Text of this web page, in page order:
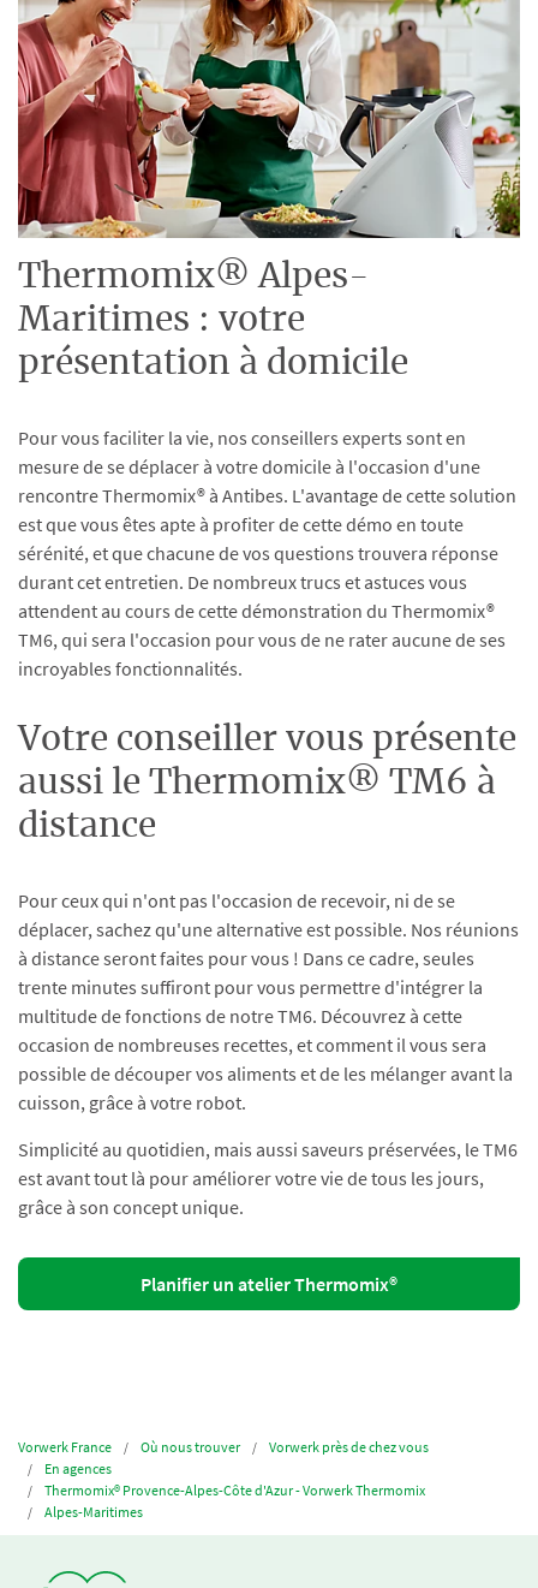
Thermomix® Alpes-
Maritimes : votre
présentation à domicile
Pour vous faciliter la vie, nos conseillers experts sont en
mesure de se déplacer à votre domicile à l'occasion d'une
rencontre Thermomix® à Antibes. L'avantage de cette solution
est que vous êtes apte à profiter de cette démo en toute
sérénité, et que chacune de vos questions trouvera réponse
durant cet entretien. De nombreux trucs et astuces vous
attendent au cours de cette démonstration du Thermomix®
TM6, qui sera l'occasion pour vous de ne rater aucune de ses
incroyables fonctionnalités.
Votre conseiller vous présente
aussi le Thermomix® TM6 à
distance
Pour ceux qui n'ont pas l'occasion de recevoir, ni de se
déplacer, sachez qu'une alternative est possible. Nos réunions
à distance seront faites pour vous ! Dans ce cadre, seules
trente minutes suffiront pour vous permettre d'intégrer la
multitude de fonctions de notre TM6. Découvrez à cette
occasion de nombreuses recettes, et comment il vous sera
possible de découper vos aliments et de les mélanger avant la
cuisson, grâce à votre robot.
Simplicité au quotidien, mais aussi saveurs préservées, le TM6
est avant tout là pour améliorer votre vie de tous les jours,
grâce à son concept unique.
Planifier un atelier Thermomix®
Vorwerk France Où nous trouver
Vorwerk près de chez vous
En agences
Thermomix® Provence-Alpes-Côte d'Azur - Vorwerk Thermomix
Alpes-Maritimes